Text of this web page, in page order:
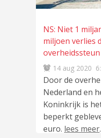
NS: Niet 1
miljoen verlies
overheidssteun
14 aug 2020
Door de
Nederland en
Koninkrijk is
beperkt
euro. lees meer